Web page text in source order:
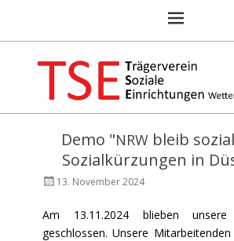
TSE
Demo "NRWbleib
Sozialkürzungen in
Veröffentlicht
13. November 2024
Am 13.11.2024 blieben unsere
geschlossen. Unsere